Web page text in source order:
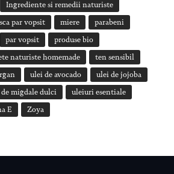
Ingrediente si remedii naturiste
par vopsit miere parabeni
par vopsit produse bio
naturiste homemade ten sensibil
ulei de avocado ulei de jojoba
migdale dulci uleiuri esentiale
E Zoya